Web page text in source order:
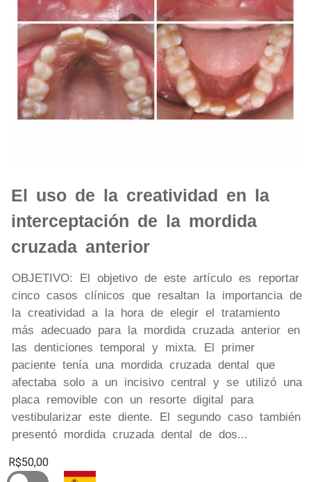
El uso de la creatividad en la
interceptación de la mordida
cruzada anterior
OBJETIVO: El objetivo de este artículo es reportar
cinco casos clínicos que resaltan la importancia de
la creatividad a la hora de elegir el tratamiento
más adecuado para la mordida cruzada anterior en
las denticiones temporal y mixta. El primer
paciente tenía una mordida cruzada dental que
afectaba solo a un incisivo central y se utilizó una
placa removible con un resorte digital para
vestibularizar este diente. El segundo caso también
presentó mordida cruzada dental de dos...
R$50,00